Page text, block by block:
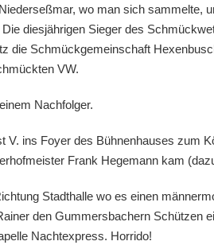
wo man sich
diesjährigen Sieger des
die Schmückgemeinschaft
VW.
Nachfolger.
V. ins Foyer des Bühnenhauses zum
Frank Hegemann kam
Stadthalle wo es einen
den Gummersbachern Schützen
Nachtexpress. Horrido!